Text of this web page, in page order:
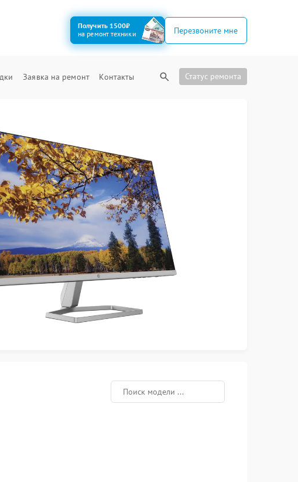
Получить 1500₽
на ремонт техники
Перезвоните мне
Заявка на ремонт Контакты Статус ремонта